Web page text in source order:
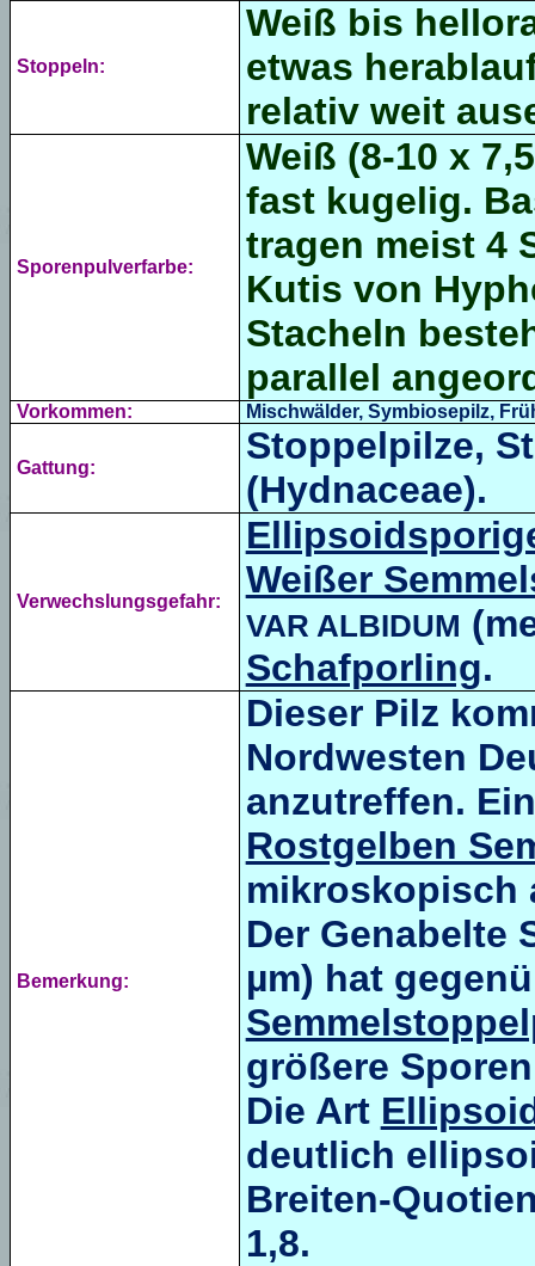
Stoppeln:
Weiß bis
etwas
relativ weit
Sporenpulverfarbe:
Weiß (8-10 x
fast kugelig.
tragen meist 4
Kutis von
Stacheln
parallel
Vorkommen: Mischwälder, Symbiosepilz,
Gattung:
Stoppelpilze,
(Hydnaceae).
Verwechslungsgefahr:
Weißer
VAR ALBIDUM
Schafporling.
Bemerkung:
Dieser Pilz
Nordwesten
anzutreffen.
Rostgelben
mikroskopisch
Der Genabelte
µm) hat
größere
Die Art
deutlich
Breiten-
1,8.